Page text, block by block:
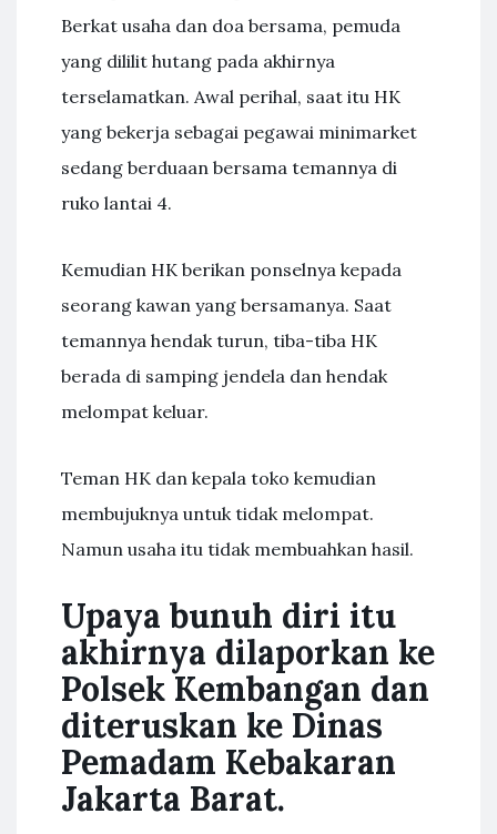
Berkat usaha dan doa bersama, pemuda
yang dililit hutang pada akhirnya
terselamatkan. Awal perihal, saat itu HK
yang bekerja sebagai pegawai minimarket
sedang berduaan bersama temannya di
ruko lantai 4.
Kemudian HK berikan ponselnya kepada
seorang kawan yang bersamanya. Saat
temannya hendak turun, tiba-tiba HK
berada di samping jendela dan hendak
melompat keluar.
Teman HK dan kepala toko kemudian
membujuknya untuk tidak melompat.
Namun usaha itu tidak membuahkan hasil.
Upaya bunuh diri itu
akhirnya dilaporkan ke
Polsek Kembangan dan
diteruskan ke Dinas
Pemadam Kebakaran
Jakarta Barat.